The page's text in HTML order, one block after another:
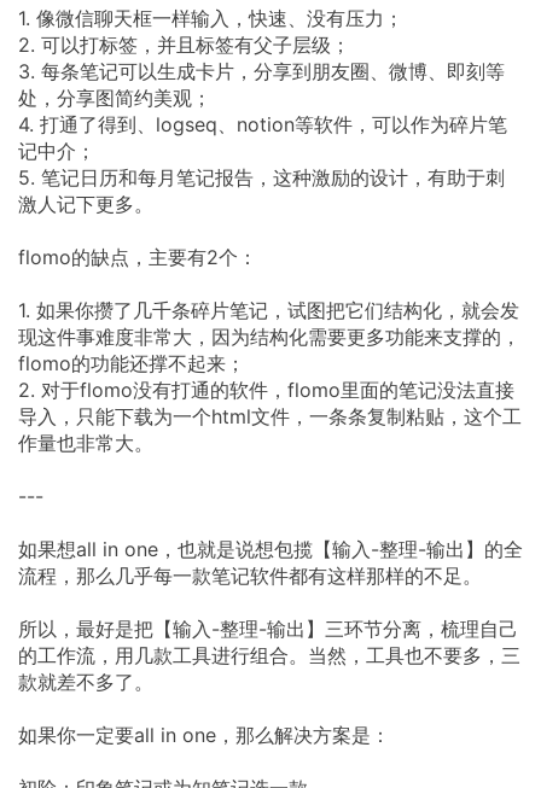
1. 像微信聊天框一样输入，快速、没有压力；
2. 可以打标签，并且标签有父子层级；
3. 每条笔记可以生成卡片，分享到朋友圈、微博、即刻等
处，分享图简约美观；
4. 打通了得到、logseq、notion等软件，可以作为碎片笔
记中介；
5. 笔记日历和每月笔记报告，这种激励的设计，有助于刺
激人记下更多。
flomo的缺点，主要有2个：
1. 如果你攒了几千条碎片笔记，试图把它们结构化，就会发
现这件事难度非常大，因为结构化需要更多功能来支撑的，
flomo的功能还撑不起来；
2. 对于flomo没有打通的软件，flomo里面的笔记没法直接
导入，只能下载为一个html文件，一条条复制粘贴，这个工
作量也非常大。
---
如果想all in one，也就是说想包揽【输入-整理-输出】的全
流程，那么几乎每一款笔记软件都有这样那样的不足。
所以，最好是把【输入-整理-输出】三环节分离，梳理自己
的工作流，用几款工具进行组合。当然，工具也不要多，三
款就差不多了。
如果你一定要all in one，那么解决方案是：